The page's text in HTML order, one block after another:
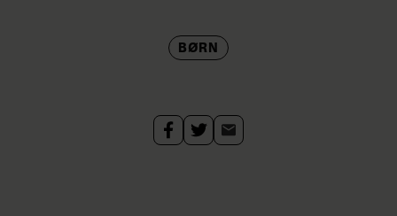
BØRN